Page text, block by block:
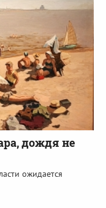
дождя не
ожидается